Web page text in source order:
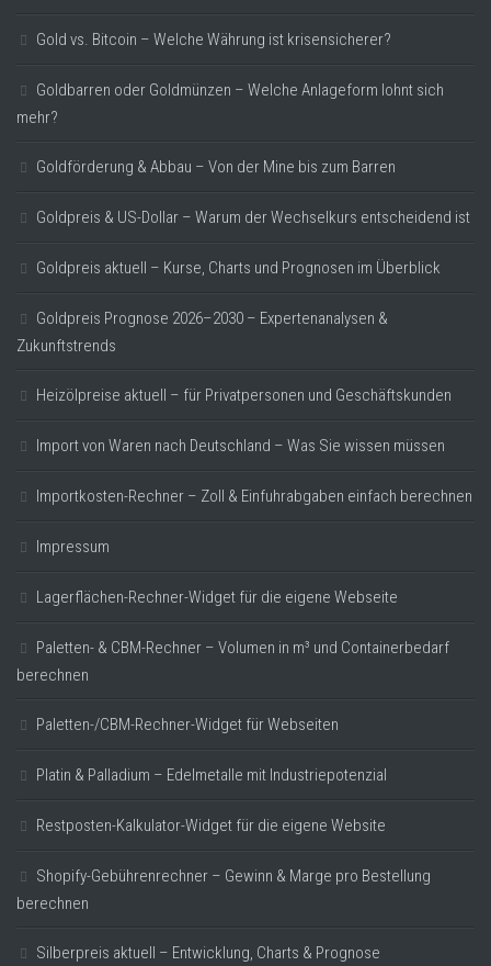
Gold vs. Bitcoin – Welche Währung ist krisensicherer?
Goldbarren oder Goldmünzen – Welche Anlageform lohnt sich
mehr?
Goldförderung & Abbau – Von der Mine bis zum Barren
Goldpreis & US-Dollar – Warum der Wechselkurs entscheidend ist
Goldpreis aktuell – Kurse, Charts und Prognosen im Überblick
Goldpreis Prognose 2026–2030 – Expertenanalysen &
Zukunftstrends
Heizölpreise aktuell – für Privatpersonen und Geschäftskunden
Import von Waren nach Deutschland – Was Sie wissen müssen
Importkosten-Rechner – Zoll & Einfuhrabgaben einfach berechnen
Impressum
Lagerflächen-Rechner-Widget für die eigene Webseite
Paletten- & CBM-Rechner – Volumen in m³ und Containerbedarf
berechnen
Paletten-/CBM-Rechner-Widget für Webseiten
Platin & Palladium – Edelmetalle mit Industriepotenzial
Restposten-Kalkulator-Widget für die eigene Website
Shopify-Gebührenrechner – Gewinn & Marge pro Bestellung
berechnen
Silberpreis aktuell – Entwicklung, Charts & Prognose